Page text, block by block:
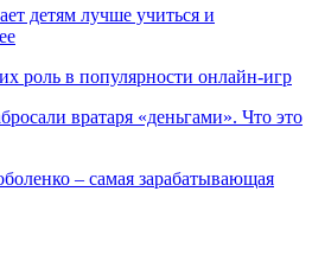
детям лучше учиться и
роль в популярности онлайн-игр
вратаря «деньгами». Что это
– самая зарабатывающая